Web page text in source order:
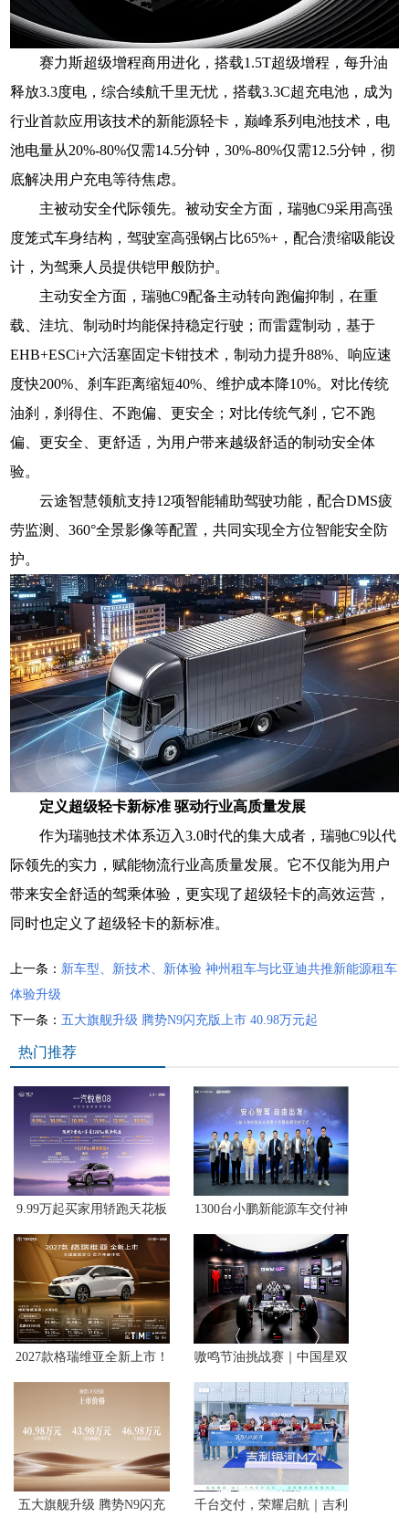
赛力斯超级增程商用进化，搭载1.5T超级增程，每升油
释放3.3度电，综合续航千里无忧，搭载3.3C超充电池，成为
行业首款应用该技术的新能源轻卡，巅峰系列电池技术，电
池电量从20%-80%仅需14.5分钟，30%-80%仅需12.5分钟，彻
底解决用户充电等待焦虑。
主被动安全代际领先。被动安全方面，瑞驰C9采用高强
度笼式车身结构，驾驶室高强钢占比65%+，配合溃缩吸能设
计，为驾乘人员提供铠甲般防护。
主动安全方面，瑞驰C9配备主动转向跑偏抑制，在重
载、洼坑、制动时均能保持稳定行驶；而雷霆制动，基于
EHB+ESCi+六活塞固定卡钳技术，制动力提升88%、响应速
度快200%、刹车距离缩短40%、维护成本降10%。对比传统
油刹，刹得住、不跑偏、更安全；对比传统气刹，它不跑
偏、更安全、更舒适，为用户带来越级舒适的制动安全体
验。
云途智慧领航支持12项智能辅助驾驶功能，配合DMS疲
劳监测、360°全景影像等配置，共同实现全方位智能安全防
护。
定义超级轻卡新标准 驱动行业高质量发展
作为瑞驰技术体系迈入3.0时代的集大成者，瑞驰C9以代
际领先的实力，赋能物流行业高质量发展。它不仅能为用户
带来安全舒适的驾乘体验，更实现了超级轻卡的高效运营，
同时也定义了超级轻卡的新标准。
上一条： 新车型、新技术、新体验 神州租车与比亚迪共推新能源租车
体验升级
下一条：五大旗舰升级 腾势N9闪充版上市 40.98万元起
热门推荐
9.99万起买家用轿跑天花板
中国一汽悦意08西北区上市
1300台小鹏新能源车交付神
州租车，智能出行体验驶入
暑期自驾场景
2027款格瑞维亚全新上市！
23.68万解锁百万级移动座
舱
嗷鸣节油挑战赛｜中国星双
旗舰抄底开抢
五大旗舰升级 腾势N9闪充
千台交付，荣耀启航｜吉利